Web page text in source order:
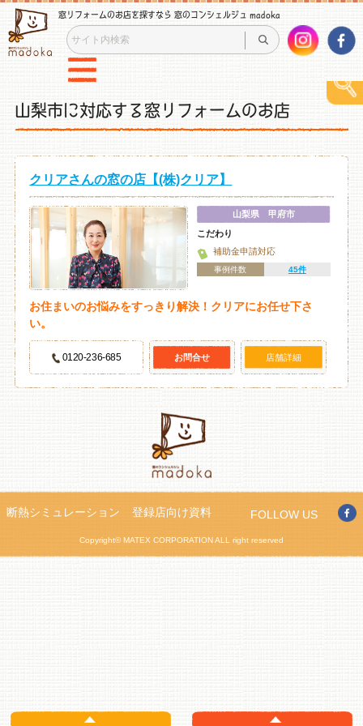
窓リフォームのお店を探すなら 窓のコンシェルジュ madoka
山梨市に対応する窓リフォームのお店
クリアさんの窓の店【(株)クリア】
山梨県 甲府市
こだわり
補助金申請対応
事例件数 45件
お住まいのお悩みをすっきり解決！クリアにお任せ下さ
い。
0120-236-685 お問合せ 店舗詳細
断熱シミュレーション 登録店向け資料 FOLLOW US
Copyright© MATEX CORPORATION ALL right reserved